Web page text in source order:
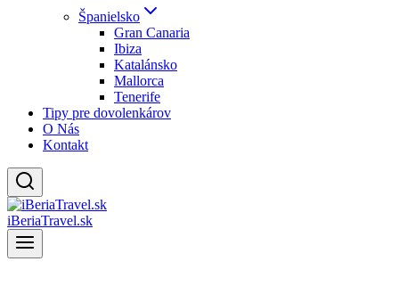
Španielsko
Gran Canaria
Ibiza
Katalánsko
Mallorca
Tenerife
Tipy pre dovolenkárov
O Nás
Kontakt
iBeriaTravel.sk